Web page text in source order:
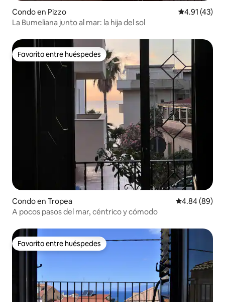
Condo en Pizzo Calificación
4.91 (43)
La Bumeliana junto al mar: la hija del sol
Favorito entre huéspedes
Favorito entre huéspedes
Condo en Tropea Calificación
4.84 (89)
A pocos pasos del mar, céntrico y cómodo
Favorito entre huéspedes
Favorito entre huéspedes